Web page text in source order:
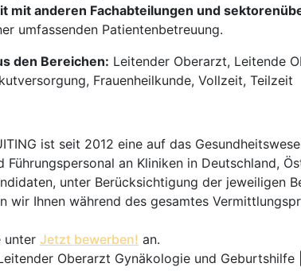
mit anderen Fachabteilungen und
umfassenden Patientenbetreuung.
den Bereichen: Leitender Oberarzt, Leitende
Frauenheilkunde, Vollzeit, Teilzeit
ist seit 2012 eine auf das
an Kliniken in Deutschland,
unter Berücksichtigung der jeweiligen
wir Ihnen während des gesamtes
unter Jetzt bewerben! an.
Oberarzt Gynäkologie und